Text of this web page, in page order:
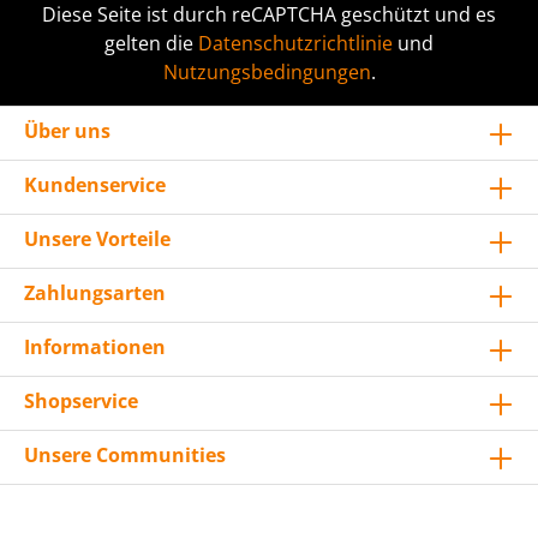
Diese Seite ist durch reCAPTCHA geschützt und es
gelten die Datenschutzrichtlinie und
Nutzungsbedingungen.
Über uns
Kundenservice
Unsere Vorteile
Zahlungsarten
Informationen
Shopservice
Unsere Communities